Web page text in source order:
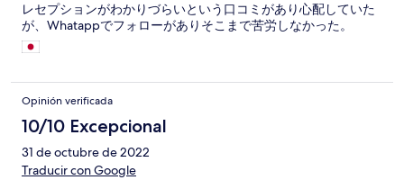
レセプションがわかりづらいという口コミがあり心配していた
が、Whatappでフォローがありそこまで苦労しなかった。
Opinión verificada
10/10 Excepcional
31 de octubre de 2022
Traducir con Google